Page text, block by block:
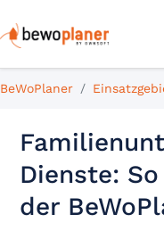
BeWoPlaner
Dienste:
der